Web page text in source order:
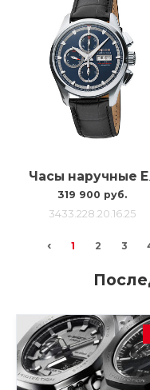
Часы наручные Epos 3433 3433.228.20.16.25
319 900 руб.
3433.228.20.16.25
‹ 1 2 3